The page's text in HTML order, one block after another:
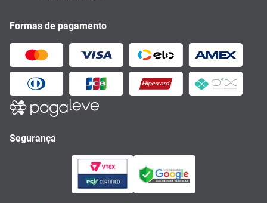
Formas de pagamento
Segurança